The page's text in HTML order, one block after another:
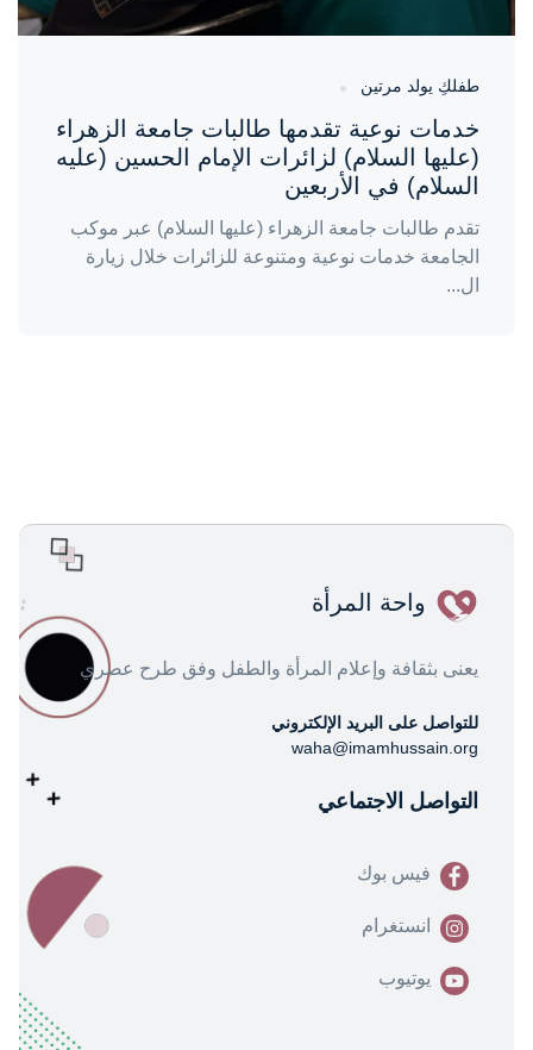
طفلكِ يولد مرتين
خدمات نوعية تقدمها طالبات جامعة الزهراء
(عليها السلام) لزائرات الإمام الحسين (عليه
السلام) في الأربعين
تقدم طالبات جامعة الزهراء (عليها السلام) عبر موكب
الجامعة خدمات نوعية ومتنوعة للزائرات خلال زيارة
ال...
واحة المرأة
يعنى بثقافة وإعلام المرأة والطفل وفق طرح عصري
للتواصل على البريد الإلكتروني
waha@imamhussain.org
التواصل الاجتماعي
فيس بوك
انستغرام
يوتيوب